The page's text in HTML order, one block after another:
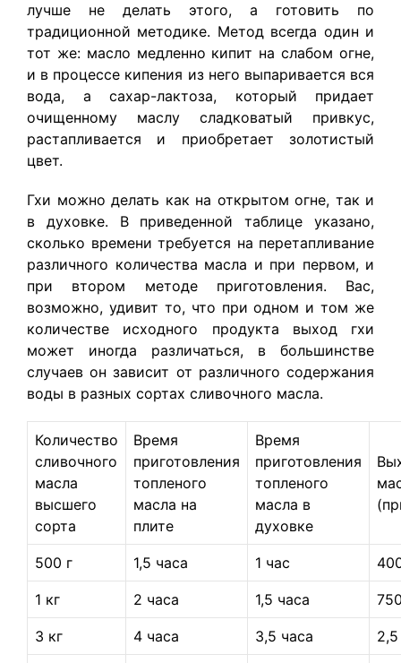
лучше не делать этого, а готовить по
традиционной методике. Метод всегда один и
тот же: масло медленно кипит на слабом огне,
и в процессе кипения из него выпаривается вся
вода, а сахар-лактоза, который придает
очищенному маслу сладковатый привкус,
растапливается и приобретает золотистый
цвет.
Гхи можно делать как на открытом огне, так и
в духовке. В приведенной таблице указано,
сколько времени требуется на перетапливание
различного количества масла и при первом, и
при втором методе приготовления. Вас,
возможно, удивит то, что при одном и том же
количестве исходного продукта выход гхи
может иногда различаться, в большинстве
случаев он зависит от различного содержания
воды в разных сортах сливочного масла.
Количество
сливочного
масла
высшего
сорта
Время
приготовления
топленого
масла на
плите
Время
приготовления
топленого
масла в
духовке
500 г 1,5 часа 1 час
1 кг 2 часа 1,5 часа
3 кг 4 часа 3,5 часа 2,5